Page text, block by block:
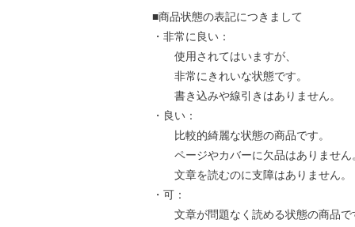
■商品状態の表記につきまして
・非常に良い：
使用されてはいますが、
非常にきれいな状態です。
書き込みや線引きはありません。
・良い：
比較的綺麗な状態の商品です。
ページやカバーに欠品はありません
文章を読むのに支障はありません。
・可：
文章が問題なく読める状態の商品で